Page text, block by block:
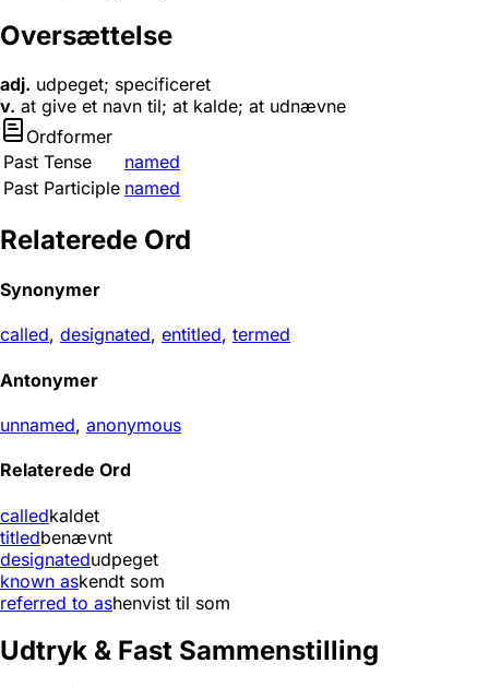
Oversættelse
adj. udpeget; specificeret
v. at give et navn til; at kalde; at udnævne
Ordformer
Past Tense
named
Past Participle named
Relaterede Ord
Synonymer
called, designated, entitled, termed
Antonymer
unnamed, anonymous
Relaterede Ord
calledkaldet
titledbenævnt
designatedudpeget
known askendt som
referred to ashenvist til som
Udtryk & Fast Sammenstilling